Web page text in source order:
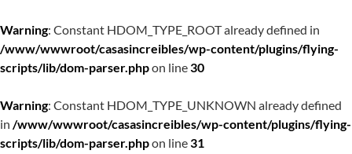
Warning: Constant HDOM_TYPE_ROOT already defined in
/www/wwwroot/casasincreibles/wp-content/plugins/flying-
scripts/lib/dom-parser.phpon line30
Warning: Constant HDOM_TYPE_UNKNOWN already defined
in /www/wwwroot/casasincreibles/wp-content/plugins/flying-
scripts/lib/dom-parser.phpon line31